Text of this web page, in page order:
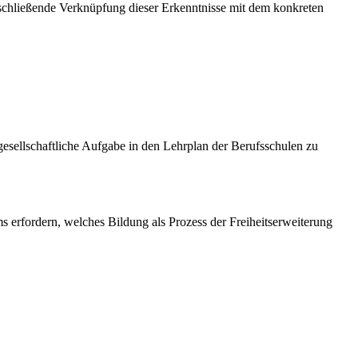
Verknüpfung dieser Erkenntnisse mit dem konkreten
Aufgabe in den Lehrplan der Berufsschulen zu
erfordern, welches Bildung als Prozess der Freiheitserweiterung